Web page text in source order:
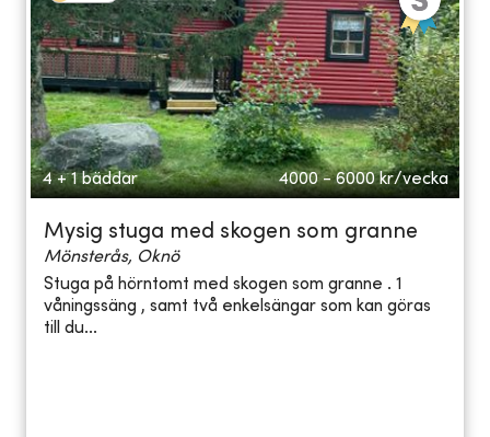
4 + 1 bäddar 4000 - 6000 kr/vecka
Mysig stuga med skogen som granne
Mönsterås, Oknö
Stuga på hörntomt med skogen som granne . 1
våningssäng , samt två enkelsängar som kan göras
till du...